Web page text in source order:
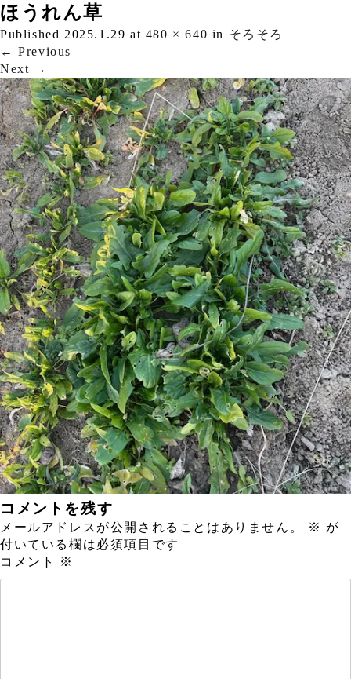
ほうれん草
Published 2025.1.29 at 480 × 640 in そろそろ
← Previous
Next →
コメントを残す
メールアドレスが公開されることはありません。 ※ が
付いている欄は必須項目です
コメント
※